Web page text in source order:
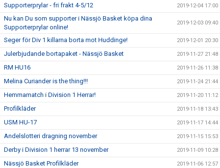
Supporterprylar - fri frakt 4-5/12 2019-12-04 17:00
Nu kan Du som supporter i Nässjö Basket köpa dina
Supporterprylar online!
2019-12-03 09:40
Seger för Div 1 killarna borta mot Huddinge! 2019-12-01 20:30
Julerbjudande bortapaket - Nässjö Basket 2019-11-27 21:48
RM HU16 2019-11-26 11:38
Melina Curiander is the thing!!! 2019-11-24 21:44
Hemmamatch i Division 1 Herrar! 2019-11-20 11:12
Profilkläder 2019-11-18 13:43
USM HU-17 2019-11-17 14:44
Andelslotteri dragning november 2019-11-15 15:53
Derby i Division 1 herrar 13 november 2019-11-09 10:28
Nässjö Basket Profilkläder 2019-11-06 12:57